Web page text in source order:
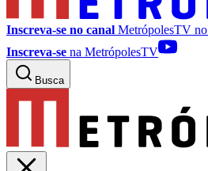
Inscreva-se no canal MetrópolesTV no
Inscreva-se na MetrópolesTV
Busca